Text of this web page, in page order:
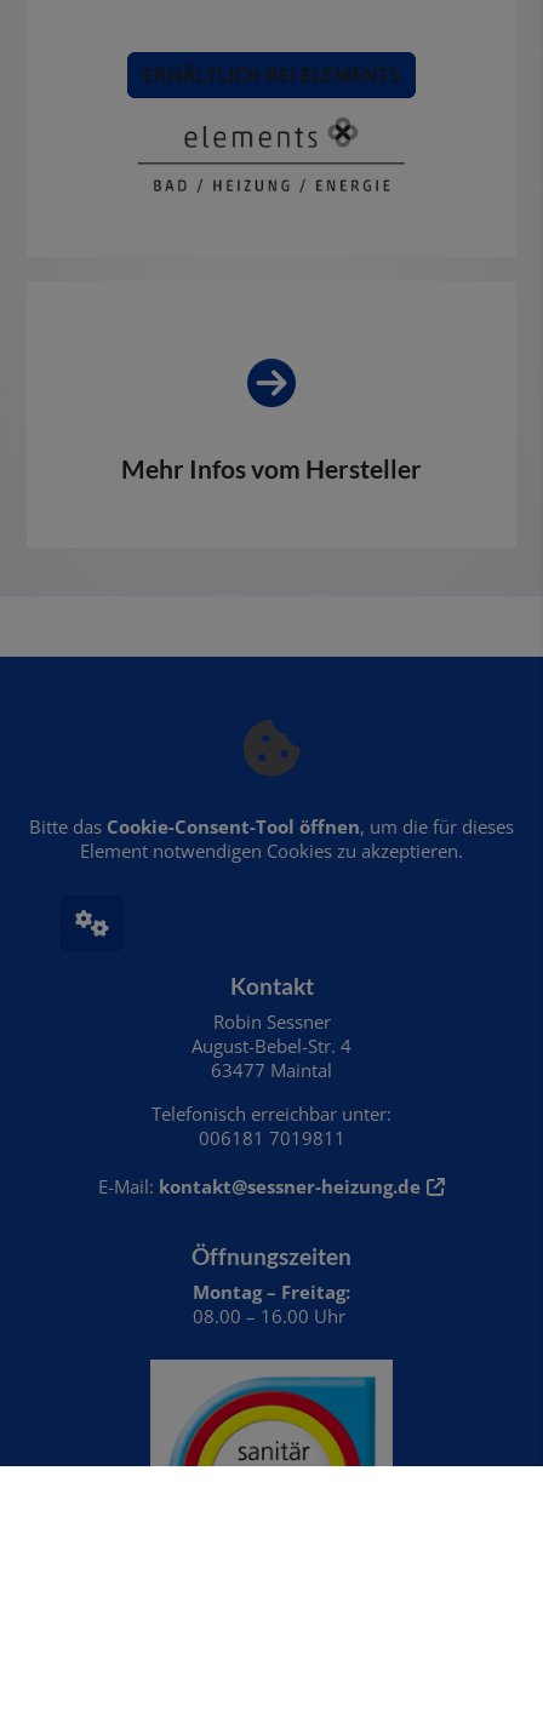
ERHÄLTLICH BEI ELEMENTS
Mehr Infos vom Hersteller
Bitte das Cookie-Consent-Tool öffnen, um die für dieses
Element notwendigen Cookies zu akzeptieren.
Footer - Kontaktdaten und Öffnungszeiten
Kontakt
Robin Sessner
August-Bebel-Str. 4
63477 Maintal
Telefonisch erreichbar unter:
006181 7019811
E-Mail: kontakt@sessner-heizung.de
Öffnungszeiten
Montag – Freitag:
08.00 – 16.00 Uhr